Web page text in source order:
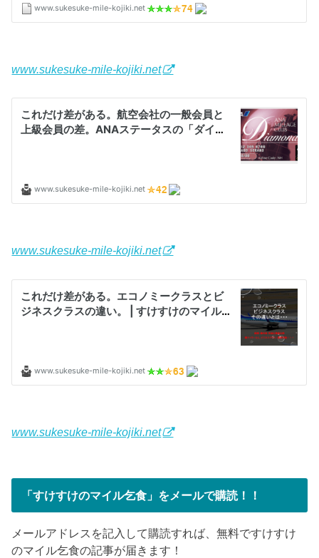
www.sukesuke-mile-kojiki.net
www.sukesuke-mile-kojiki.net
www.sukesuke-mile-kojiki.net
「すけすけのマイル乞食」をメールで購読！！
メールアドレスを記入して購読すれば、無料ですけすけ
のマイル乞食の記事が届きます！